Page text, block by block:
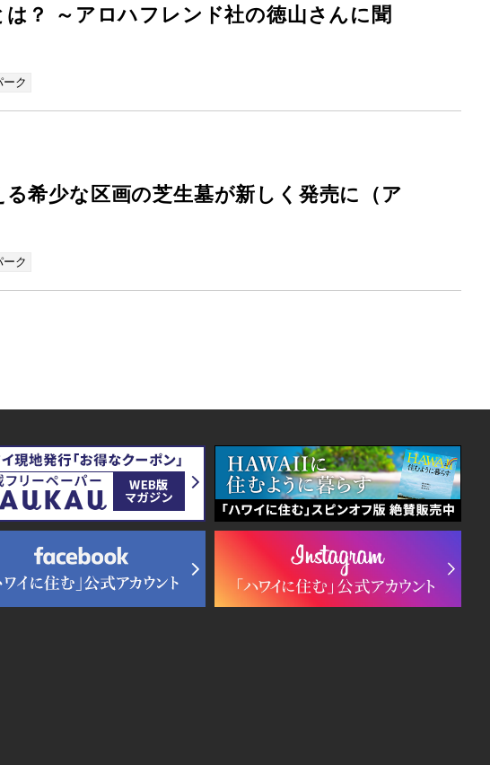
？ ～アロハフレンド社の徳山さんに聞
ク
希少な区画の芝生墓が新しく発売に（ア
ク